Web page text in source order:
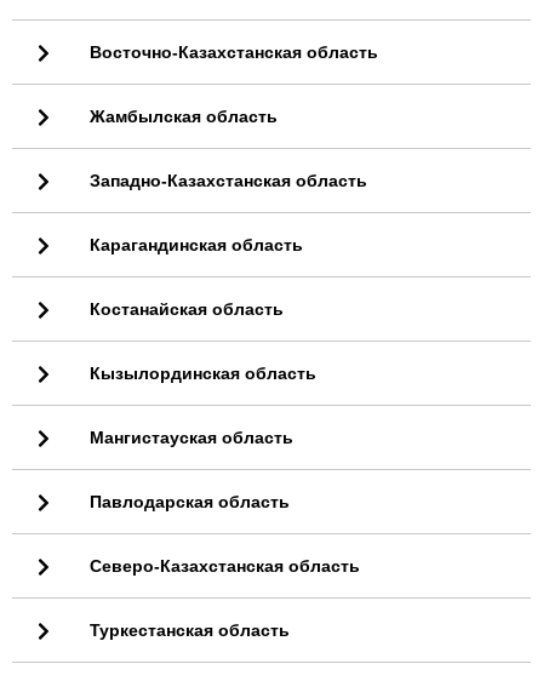
Восточно-Казахстанская область
Жамбылская область
Западно-Казахстанская область
Карагандинская область
Костанайская область
Кызылординская область
Мангистауская область
Павлодарская область
Северо-Казахстанская область
Туркестанская область